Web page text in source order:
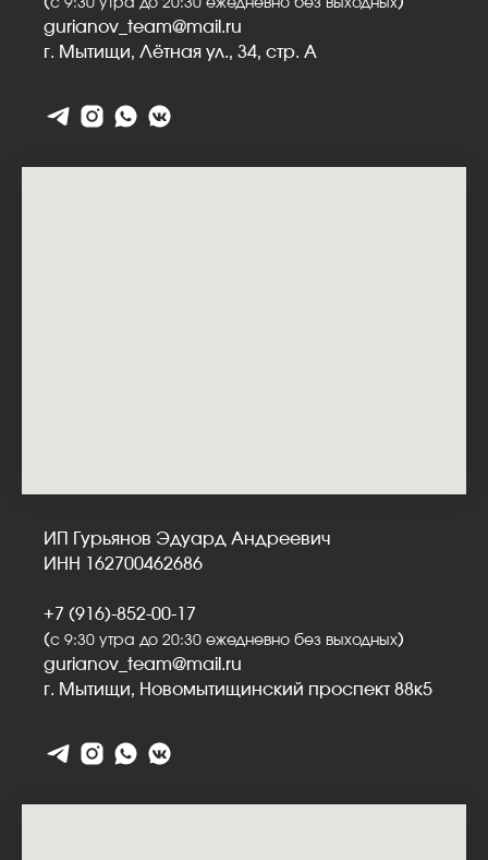
с 9:30 утра до 20:30 ежедневно без выходных
gurianov_team@mail.ru
г. Мытищи, Лётная ул., 34, стр. А
ИП Гурьянов Эдуард Андреевич
ИНН 162700462686
+7 (916)-852-00-17
(с 9:30 утра до 20:30 ежедневно без выходных)
gurianov_team@mail.ru
г. Мытищи, Новомытищинский проспект 88к5